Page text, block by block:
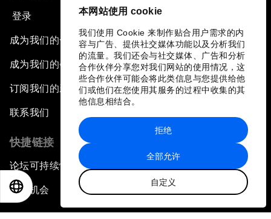
本网站使用 cookie
我们使用 Cookie 来制作贴合用户需求的内
容与广告、提供社交媒体功能以及分析我们
的流量。我们还会与社交媒体、广告和分析
合作伙伴分享您对我们网站的使用情况，这
些合作伙伴可能会将此类信息与您提供给他
们或他们在您使用其服务的过程中收集的其
他信息相结合。
全部允许
自定义
拒绝
登录
成为我们的合作伙伴
成为我们的会员
订阅我们的新闻稿
联系我们
快捷链接
论坛可持续性
工作机会
EN